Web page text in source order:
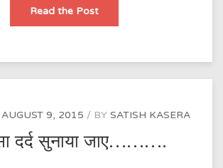
Read the Postवरना
अपनी
है………………
AUGUST 9, 2015 BY SATISH KASERA
दर्द सुनाया जाए……….